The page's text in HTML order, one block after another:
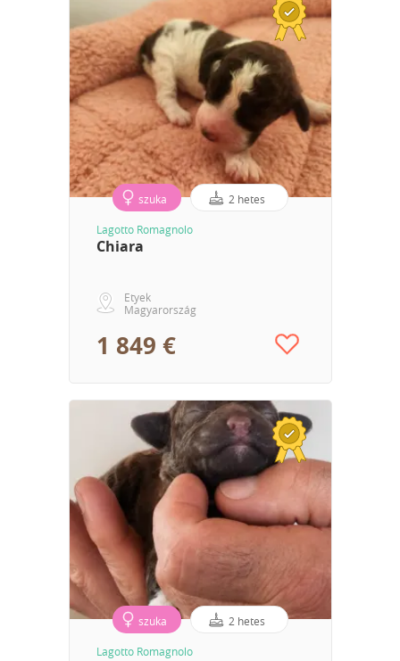
szuka 2 hetes
Lagotto Romagnolo
Chiara
Etyek
Magyarország
1 849 €
szuka 2 hetes
Lagotto Romagnolo